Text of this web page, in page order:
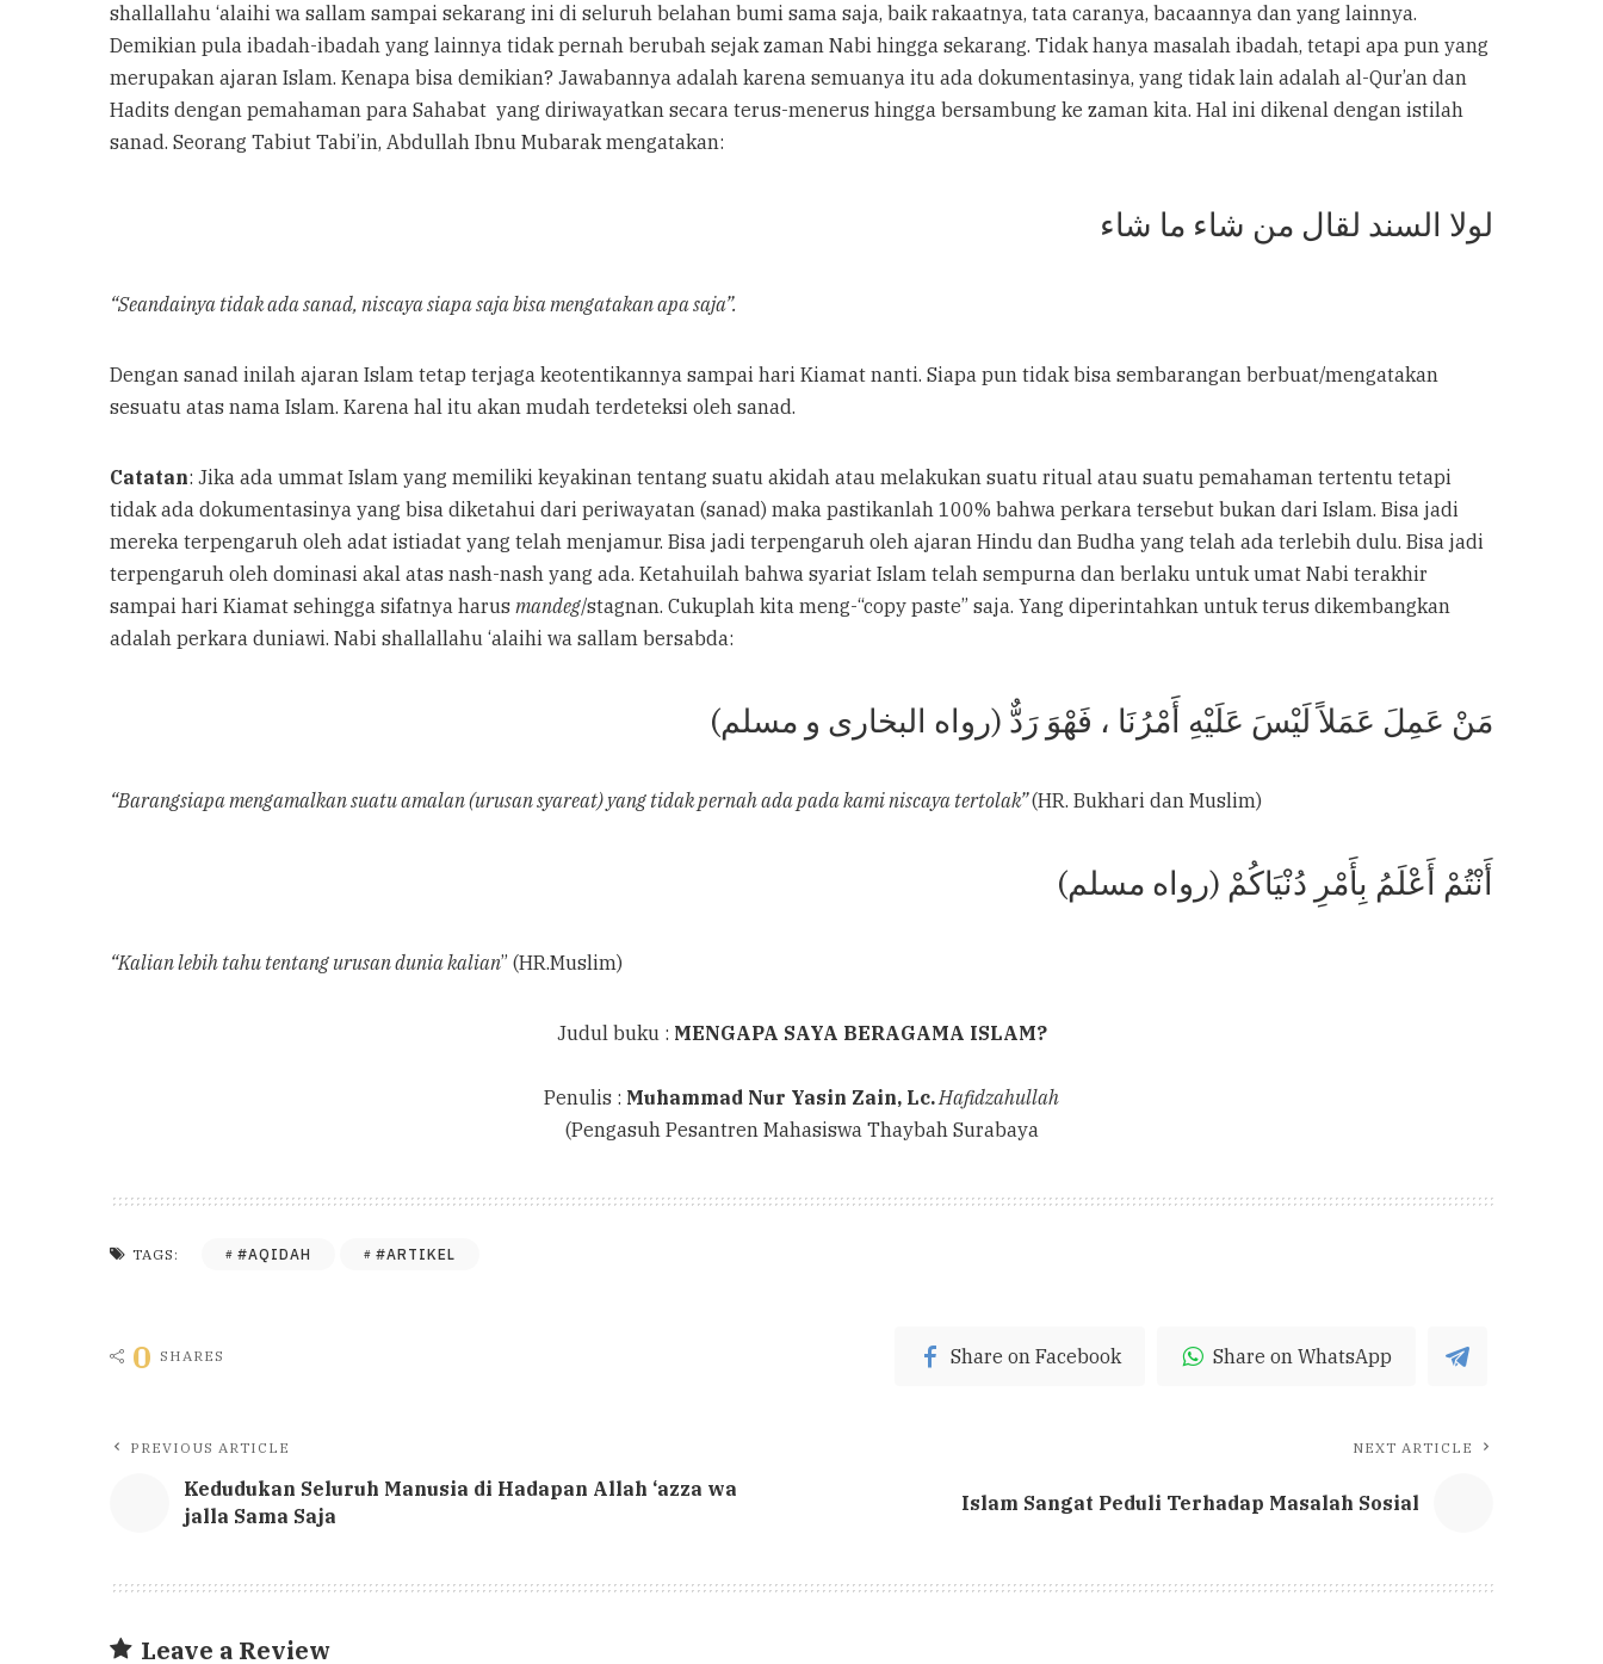
shallallahu ‘alaihi wa sallam sampai sekarang ini di seluruh belahan bumi sama saja, baik rakaatnya, tata caranya, bacaannya dan yang lainnya.
Demikian pula ibadah-ibadah yang lainnya tidak pernah berubah sejak zaman Nabi hingga sekarang. Tidak hanya masalah ibadah, tetapi apa pun yang
merupakan ajaran Islam. Kenapa bisa demikian? Jawabannya adalah karena semuanya itu ada dokumentasinya, yang tidak lain adalah al-Qur’an dan
Hadits dengan pemahaman para Sahabat yang diriwayatkan secara terus-menerus hingga bersambung ke zaman kita. Hal ini dikenal dengan istilah
sanad. Seorang Tabiut Tabi’in, Abdullah Ibnu Mubarak mengatakan:
لولا السند لقال من شاء ما شاء
“Seandainya tidak ada sanad, niscaya siapa saja bisa mengatakan apa saja”.
Dengan sanad inilah ajaran Islam tetap terjaga keotentikannya sampai hari Kiamat nanti. Siapa pun tidak bisa sembarangan berbuat/mengatakan
sesuatu atas nama Islam. Karena hal itu akan mudah terdeteksi oleh sanad.
Catatan: Jika ada ummat Islam yang memiliki keyakinan tentang suatu akidah atau melakukan suatu ritual atau suatu pemahaman tertentu tetapi
tidak ada dokumentasinya yang bisa diketahui dari periwayatan (sanad) maka pastikanlah 100% bahwa perkara tersebut bukan dari Islam. Bisa jadi
mereka terpengaruh oleh adat istiadat yang telah menjamur. Bisa jadi terpengaruh oleh ajaran Hindu dan Budha yang telah ada terlebih dulu. Bisa jadi
terpengaruh oleh dominasi akal atas nash-nash yang ada. Ketahuilah bahwa syariat Islam telah sempurna dan berlaku untuk umat Nabi terakhir
sampai hari Kiamat sehingga sifatnya harus mandeg/stagnan. Cukuplah kita meng-“copy paste” saja. Yang diperintahkan untuk terus dikembangkan
adalah perkara duniawi. Nabi shallallahu ‘alaihi wa sallam bersabda:
مَنْ عَمِلَ عَمَلاً لَيْسَ عَلَيْهِ أَمْرُنَا ، فَهْوَ رَدٌّ (رواه البخارى و مسلم)
“Barangsiapa mengamalkan suatu amalan (urusan syareat) yang tidak pernah ada pada kami niscaya tertolak”(HR. Bukhari dan Muslim)
أَنْتُمْ أَعْلَمُ بِأَمْرِ دُنْيَاكُمْ (رواه مسلم)
“Kalian lebih tahu tentang urusan dunia kalian” (HR.Muslim)
Judul buku : MENGAPA SAYA BERAGAMA ISLAM?
Penulis : Muhammad Nur Yasin Zain, Lc.Hafidzahullah
(Pengasuh Pesantren Mahasiswa Thaybah Surabaya
TAGS: #AQIDAH #ARTIKEL
0 SHARES Share on Facebook Share on WhatsApp
PREVIOUS ARTICLE
Kedudukan Seluruh Manusia di Hadapan Allah ‘azza wa
jalla Sama Saja
NEXT ARTICLE
Islam Sangat Peduli Terhadap Masalah Sosial
Leave a Review